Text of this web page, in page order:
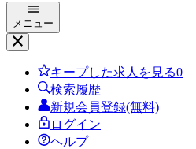
メニュー
キープした求人を見る0
検索履歴
新規会員登録(無料)
ログイン
ヘルプ